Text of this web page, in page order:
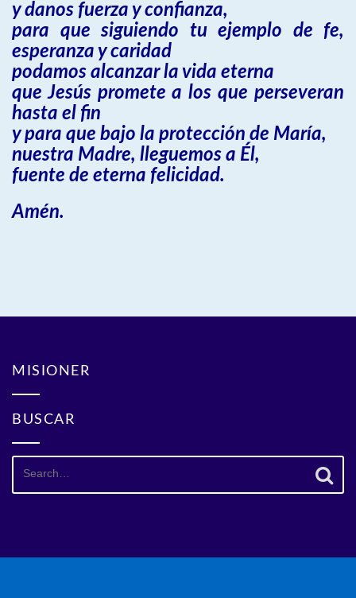
y danos fuerza y confianza,
para que siguiendo tu ejemplo de fe,
esperanza y caridad
podamos alcanzar la vida eterna
que Jesús promete a los que perseveran
hasta el fin
y para que bajo la protección de María,
nuestra Madre, lleguemos a Él,
fuente de eterna felicidad.
Amén.
MISIONER
BUSCAR
Search